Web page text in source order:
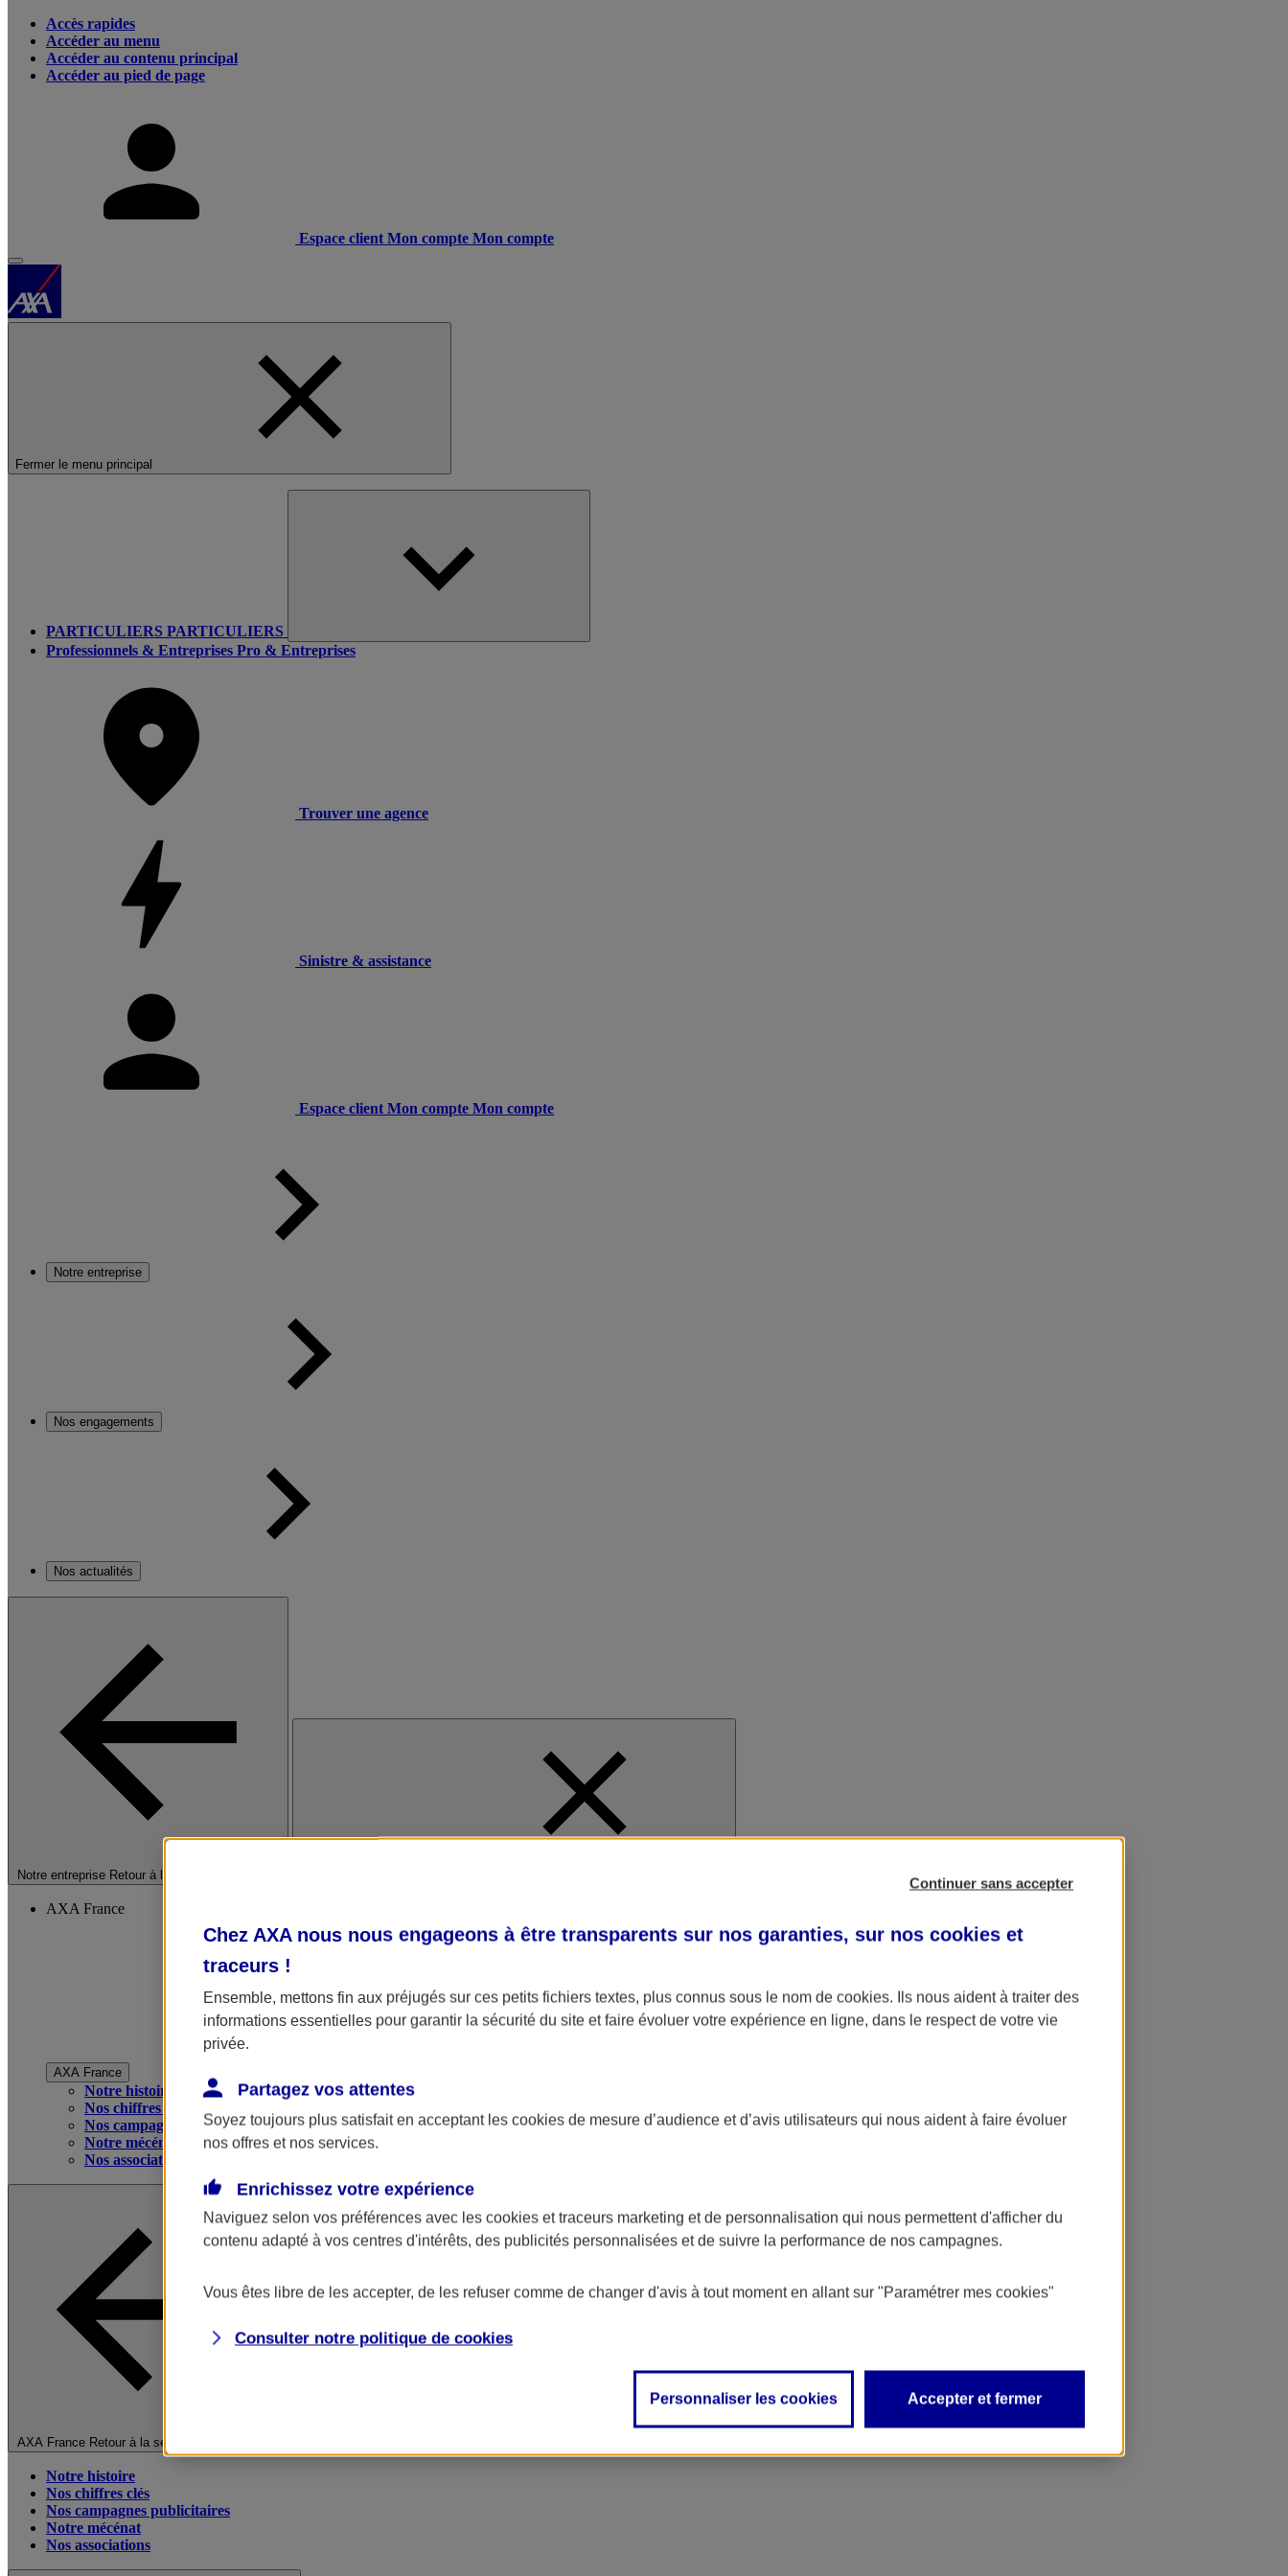
Accès rapides
Accéder au menu
Accéder au contenu principal
Accéder au pied de page
Espace client Mon compte Mon compte
Fermer le menu principal
PARTICULIERS PARTICULIERS
Professionnels & Entreprises Pro & Entreprises
Trouver une agence
Sinistre & assistance
Espace client Mon compte Mon compte
Notre entreprise
Nos engagements
Nos actualités
Notre entreprise Retour à la section précédente
AXA France
AXA France
Notre histoire
Nos chiffres clés
Nos campagnes publicitaires
Notre mécénat
Nos associations
AXA France Retour à la section précédente
Notre histoire
Nos chiffres clés
Nos campagnes publicitaires
Notre mécénat
Nos associations
Continuer sans accepter
Chez AXA nous nous engageons à être transparents sur nos garanties, sur nos cookies et
traceurs !
Ensemble, mettons fin aux préjugés sur ces petits fichiers textes, plus connus sous le nom de cookies. Ils nous aident à traiter des
informations essentielles pour garantir la sécurité du site et faire évoluer votre expérience en ligne, dans le respect de votre vie
privée.
Partagez vos attentes
Soyez toujours plus satisfait en acceptant les cookies de mesure d’audience et d’avis utilisateurs qui nous aident à faire évoluer
nos offres et nos services.
Enrichissez votre expérience
Naviguez selon vos préférences avec les cookies et traceurs marketing et de personnalisation qui nous permettent d'afficher du
contenu adapté à vos centres d'intérêts, des publicités personnalisées et de suivre la performance de nos campagnes.
Vous êtes libre de les accepter, de les refuser comme de changer d'avis à tout moment en allant sur "Paramétrer mes cookies"
Consulter notre politique de cookies
Personnaliser les cookies Accepter et fermer